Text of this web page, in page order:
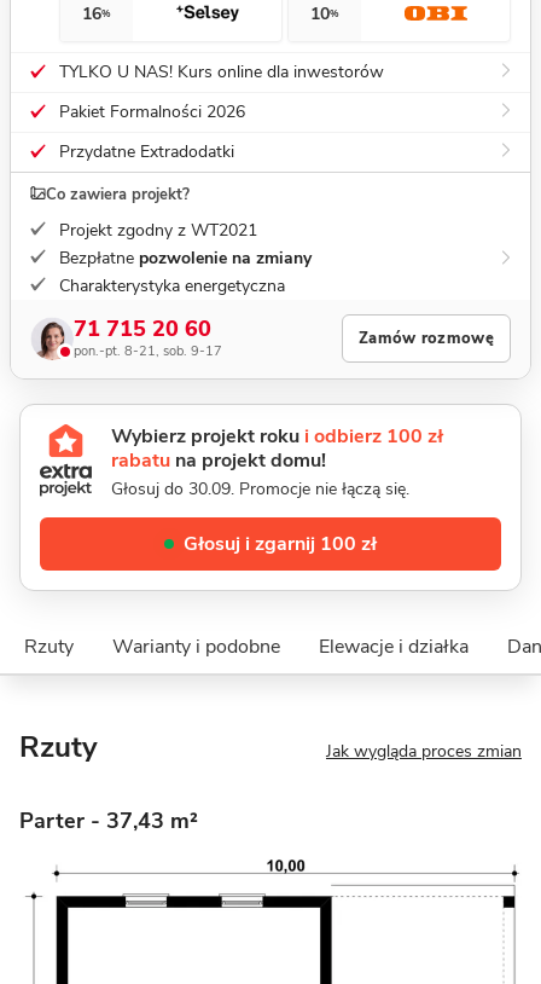
16% 10%
TYLKO U NAS! Kurs online dla inwestorów
Pakiet Formalności 2026
Przydatne Extradodatki
Co zawiera projekt?
Projekt zgodny z WT2021
Bezpłatne pozwolenie na zmiany
Charakterystyka energetyczna
71 715 20 60
pon.-pt. 8-21, sob. 9-17
Zamów rozmowę
Wybierz projekt roku i odbierz 100 zł
rabatu na projekt domu!
Głosuj do 30.09. Promocje nie łączą się.
Głosuj i zgarnij 100 zł
Rzuty Warianty i podobne Elewacje i działka
Rzuty Jak wygląda proces zmian
Parter - 37,43 m²